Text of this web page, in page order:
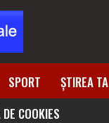
SPORT ȘTIREA TA
COOKIES